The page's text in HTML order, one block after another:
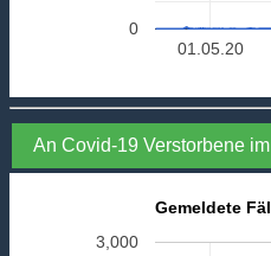
01.05.20
0
An Covid-19 Verstorbene
Gemeldete
3,000